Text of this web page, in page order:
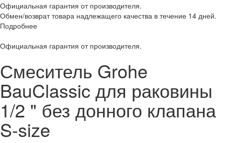
Официальная гарантия от производителя.
Обмен/возврат товара надлежащего качества в течение 14 дней.
Подробнее
Официальная гарантия от производителя.
Смеситель Grohe
BauClassic для раковины
1/2 " без донного клапана
S-size